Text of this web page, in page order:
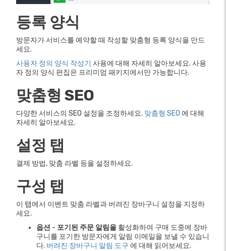
등록 양식
방문자가 서비스를 예약할 때 작성할 맞춤형 등록 양식을 만드
세요.
사용자 정의 양식 작성기 사용에 대해 자세히 알아보세요. 사용
자 정의 양식 편집은 프리미엄 패키지에서만 가능합니다.
맞춤형 SEO
다양한 서비스의 SEO 설정을 조정하세요. 맞춤형 SEO 에 대해
자세히 알아보세요.
설정 탭
결제 방법, 맞춤 라벨 등을 설정하세요.
구성 탭
이 탭에서 이벤트 맞춤 라벨과 버려진 장바구니 설정을 지정하
세요.
옵션 - 포기된 주문 알림을 활성화하여 구매 도중에 장바
구니를 포기한 방문자에게 알림 이메일을 보낼 수 있습니
다. 버려진 장바구니 알림 도구 에 대해 읽어보세요.